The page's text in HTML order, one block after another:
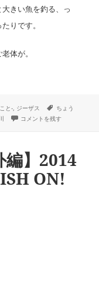
きい魚を釣る、っ
りです。
体が。
と-, ジーザス
タ
グ
ちょう
奈良子と葛野と春の空。 に
コメントを残す
編】2014
ON!